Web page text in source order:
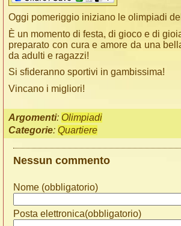
Oggi pomeriggio iniziano le olimpiadi
È un momento di festa, di gioco e di
preparato con cura e amore da una
da adulti e ragazzi!
Si sfideranno sportivi in gambissima!
Vincano i migliori!
Argomenti: Olimpiadi
Categorie: Quartiere
Nessun commento
Nome (obbligatorio)
Posta elettronica(obbligatorio)